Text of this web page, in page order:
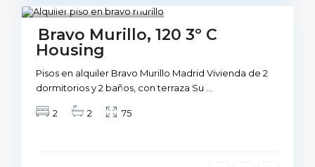
1
Madrid
VIviendas
Not Available
Bravo Murillo, 120 3º C
Housing
Pisos en alquiler Bravo Murillo Madrid Vivienda de 2
dormitorios y 2 baños, con terraza Su
2 2 75